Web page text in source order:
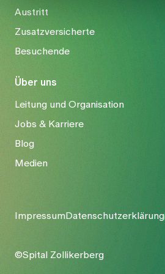
Austritt
Zusatzversicherte
Besuchende
Über uns
Leitung und Organisation
Jobs & Karriere
Blog
Medien
ImpressumDatenschutzerklärung
©Spital Zollikerberg